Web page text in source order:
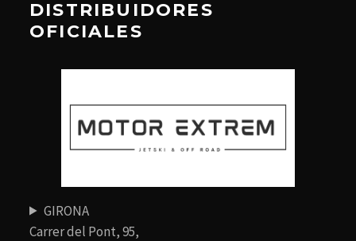
DISTRIBUIDORES
OFICIALES
GIRONA
Carrer del Pont, 95,